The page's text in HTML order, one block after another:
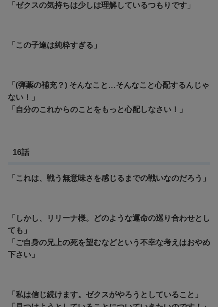
「ゼクスの気持ちは少しは理解しているつもりです」
「この子達は純粋すぎる」
「(弾薬の補充？) そんなこと…そんなこと心配するんじゃ
ない！」
「自分のこれからのことをもっと心配しなさい！」
16話
「これは、戦う無意味さを感じるまでの戦いなのだろう」
「しかし、リリーナ様。どのような運命の巡り合わせとし
ても」
「ご自身の兄上の死を望むなどという不幸な考えはおやめ
下さい」
「私は信じ続けます。ゼクスがやろうとしていること」